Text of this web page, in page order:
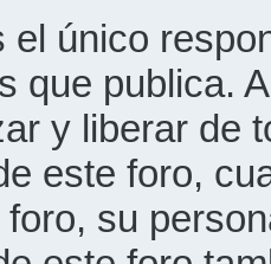
el único
que publica.
y liberar de
este foro,
su